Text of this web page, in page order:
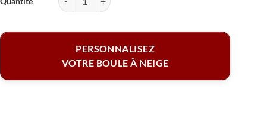
quantité de Boule à neige coeur personnalisée - Photo
PERSONNALISEZ
VOTRE BOULE À NEIGE